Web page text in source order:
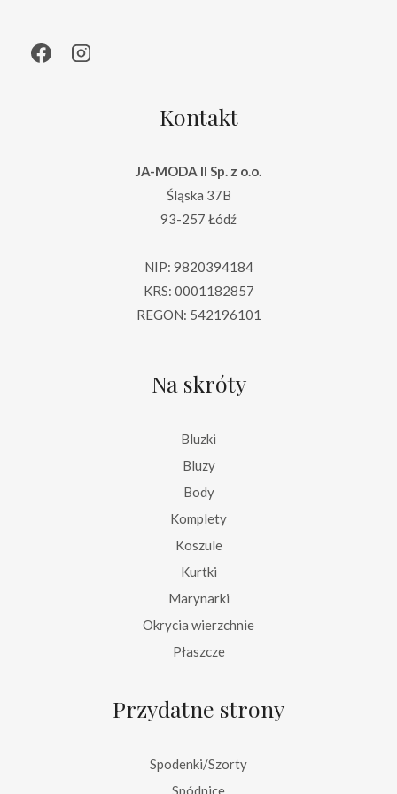
Kontakt
JA-MODA II Sp. z o.o.
Śląska 37B
93-257 Łódź
NIP: 9820394184
KRS: 0001182857
REGON: 542196101
Na skróty
Bluzki
Bluzy
Body
Komplety
Koszule
Kurtki
Marynarki
Okrycia wierzchnie
Płaszcze
Przydatne strony
Spodenki/Szorty
Spódnice